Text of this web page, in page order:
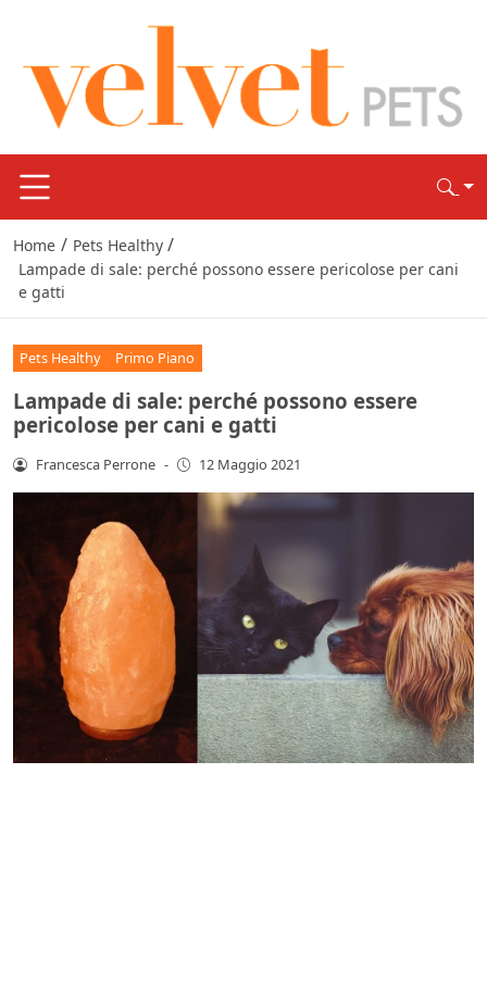
Home / Pets Healthy /
Lampade di sale: perché possono essere pericolose per cani
e gatti
Pets Healthy Primo Piano
Lampade di sale: perché possono essere
pericolose per cani e gatti
Francesca Perrone - 12 Maggio 2021